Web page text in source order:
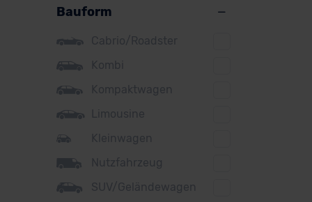
Citroen
Cupra
DS
Dacia
Fiat
Ford
Honda
Bauform
Cabrio/Roadster
Kombi
Kompaktwagen
Limousine
Kleinwagen
Nutzfahrzeug
SUV/Geländewagen